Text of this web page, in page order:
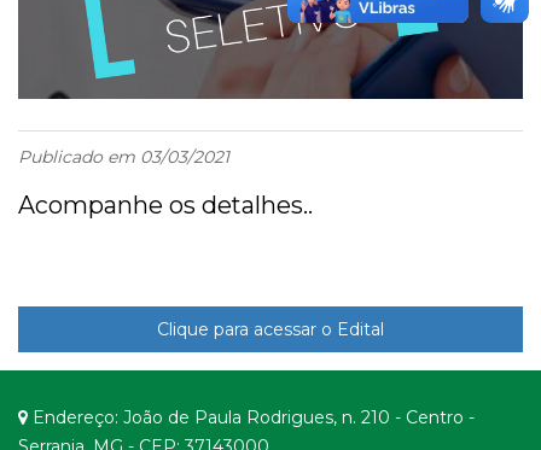
Publicado em 03/03/2021
Acompanhe os detalhes..
Clique para acessar o Edital
Endereço: João de Paula Rodrigues, n. 210 - Centro -